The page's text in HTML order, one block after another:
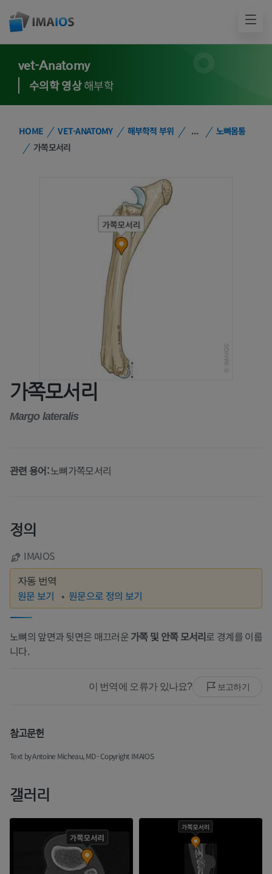
vet-Anatomy
수의학 영상해부학
HOME VET-ANATOMY 해부학적 부위 ...
노뼈몸통
가쪽모서리
가쪽모서리
Margo lateralis
관련 용어:노뼈가쪽모서리
정의
IMAIOS
자동 번역
원문 보기 원문으로 정의 보기
노뼈의 앞면과 뒷면은 매끄러운가쪽 및 안쪽 모서리로 경계를 이룹
니다.
이 번역에 오류가 있나요? 보고하기
참고문헌
Text by Antoine Micheau, MD - Copyright IMAIOS
갤러리